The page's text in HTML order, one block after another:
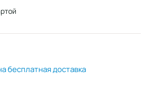
бесплатная доставка